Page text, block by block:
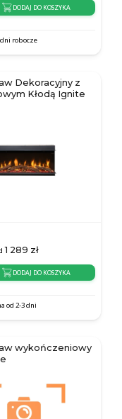
DODAJ DO KOSZYKA
robocze
Dekoracyjny z
Kłodą Ignite
1 289 zł
DODAJ DO KOSZYKA
od 2-3 dni
wykończeniowy